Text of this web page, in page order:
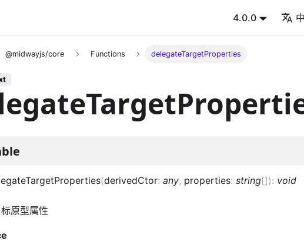
4.0.0
@midwayjs/core Functions delegateTargetProperties
(derivedCtor: any, properties: string[]): void
原型属性